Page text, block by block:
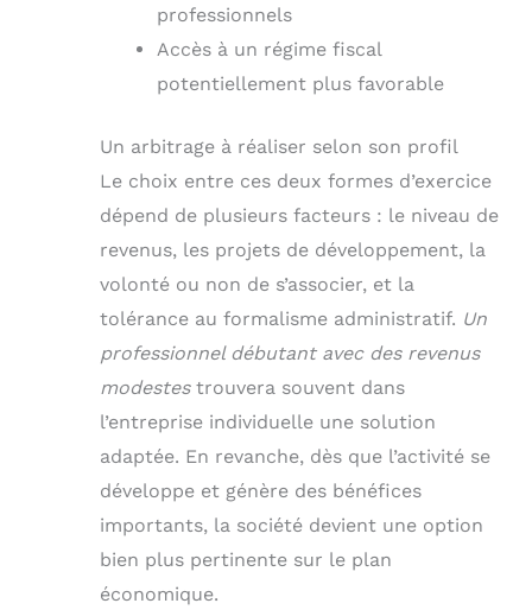
professionnels
Accès à un régime fiscal
potentiellement plus favorable
Un arbitrage à réaliser selon son profil
Le choix entre ces deux formes d’exercice
dépend de plusieurs facteurs : le niveau de
revenus, les projets de développement, la
volonté ou non de s’associer, et la
tolérance au formalisme administratif. Un
professionnel débutant avec des revenus
modestestrouvera souvent dans
l’entreprise individuelle une solution
adaptée. En revanche, dès que l’activité se
développe et génère des bénéfices
importants, la société devient une option
bien plus pertinente sur le plan
économique.